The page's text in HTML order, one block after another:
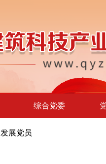
综合党委
发展党员